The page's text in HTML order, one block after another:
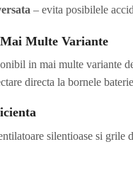
– evita posibilele
Multe Variante
in mai multe variante
directa la bornele
silentioase si grile